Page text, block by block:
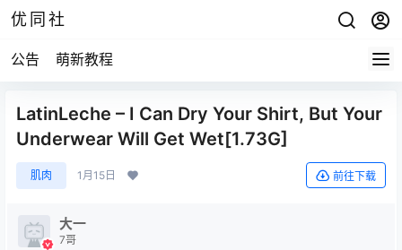
优同社
公告 萌新教程
LatinLeche – I Can Dry Your Shirt, But Your
Underwear Will Get Wet[1.73G]
肌肉 1月15日 前往下载
大一
7哥